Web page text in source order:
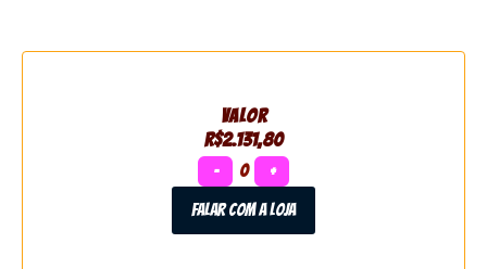
VALOR
R$2.131,80
− 0 +
Falar com a loja